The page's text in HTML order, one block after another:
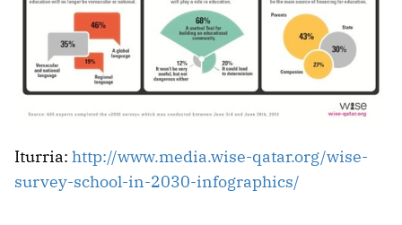
Iturria: http://www.media.wise-qatar.org/wise-
survey-school-in-2030-infographics/